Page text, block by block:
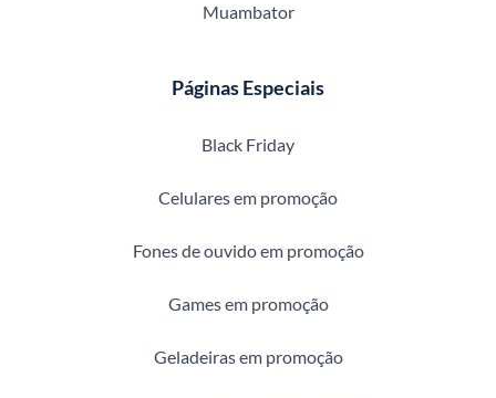
Muambator
Páginas Especiais
Black Friday
Celulares em promoção
Fones de ouvido em promoção
Games em promoção
Geladeiras em promoção